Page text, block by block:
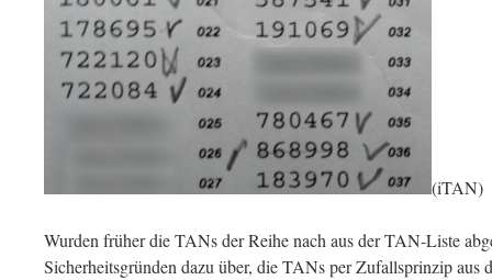
(iTAN)
Wurden früher die TANs der Reihe nach aus der TAN-Liste
Sicherheitsgründen dazu über, die TANs per Zufallsprinzip aus